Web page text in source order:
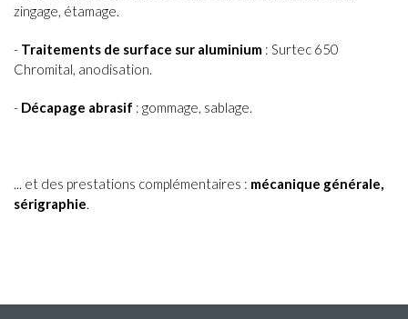
zingage, étamage.
- Traitements de surface sur aluminium : Surtec 650
Chromital, anodisation.
- Décapage abrasif : gommage, sablage.
... et des prestations complémentaires : mécanique générale,
sérigraphie.